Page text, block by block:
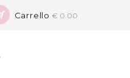
Carrello € 0.00